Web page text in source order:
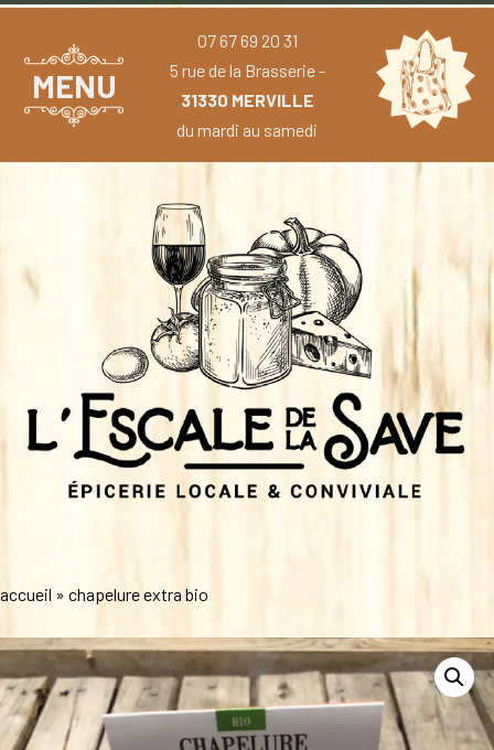
MENU
07 67 69 20 31
5 rue de la Brasserie -
31330 MERVILLE
du mardi au samedi
accueil » chapelure extra bio